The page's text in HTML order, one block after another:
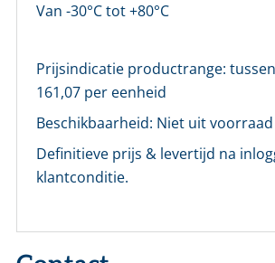
Van -30°C tot +80°C
Prijsindicatie productrange:
161,07 per eenheid
Beschikbaarheid: Niet uit
Definitieve prijs & levertijd na
klantconditie.
Wachtwoord vergeten?
Login
Nog geen account bij ons?
Maak eerst een persoonlijk